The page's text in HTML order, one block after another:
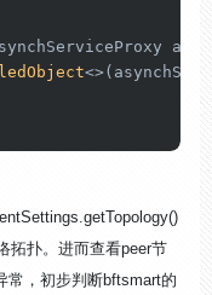
拓扑。进而查看peer节
常，初步判断bftsmart的